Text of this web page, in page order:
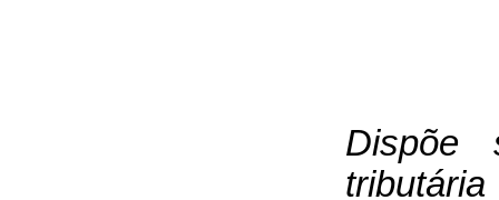
Dispõe